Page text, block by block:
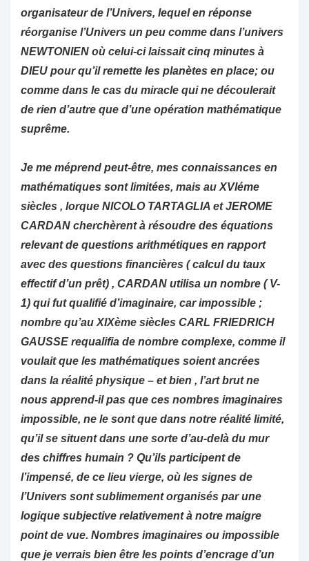
organisateur de l’Univers, lequel en réponse
réorganise l’Univers un peu comme dans l’univers
NEWTONIEN où celui-ci laissait cinq minutes à
DIEU pour qu’il remette les planètes en place; ou
comme dans le cas du miracle qui ne découlerait
de rien d’autre que d’une opération mathématique
suprême.
Je me méprend peut-être, mes connaissances en
mathématiques sont limitées, mais au XVIéme
siècles , lorque NICOLO TARTAGLIA et JEROME
CARDAN cherchèrent à résoudre des équations
relevant de questions arithmétiques en rapport
avec des questions financières ( calcul du taux
effectif d’un prêt) , CARDAN utilisa un nombre ( V-
1) qui fut qualifié d’imaginaire, car impossible ;
nombre qu’au XIXème siècles CARL FRIEDRICH
GAUSSE requalifia de nombre complexe, comme il
voulait que les mathématiques soient ancrées
dans la réalité physique – et bien , l’art brut ne
nous apprend-il pas que ces nombres imaginaires
impossible, ne le sont que dans notre réalité limité,
qu’il se situent dans une sorte d’au-delà du mur
des chiffres humain ? Qu’ils participent de
l’impensé, de ce lieu vierge, où les signes de
l’Univers sont sublimement organisés par une
logique subjective relativement à notre maigre
point de vue. Nombres imaginaires ou impossible
que je verrais bien être les points d’encrage d’un